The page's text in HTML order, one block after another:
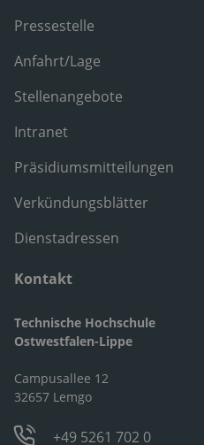
Pressestelle
Anfahrt/Lage
Stellenangebote
Intranet
Präsidiumsmitteilungen
Verkündungsblätter
Dienstadressen
Kontakt
Technische Hochschule
Ostwestfalen-Lippe
Campusallee 12
32657 Lemgo
+49 5261 702 0